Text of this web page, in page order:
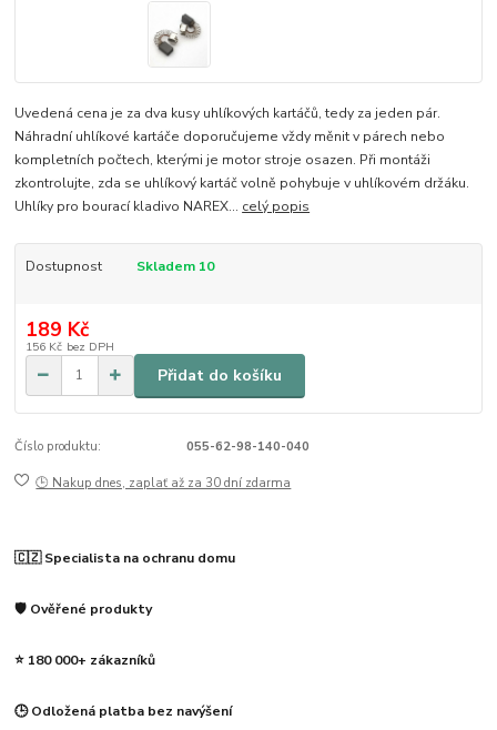
Uvedená cena je za dva kusy uhlíkových kartáčů, tedy za jeden pár.
Náhradní uhlíkové kartáče doporučujeme vždy měnit v párech nebo
kompletních počtech, kterými je motor stroje osazen. Při montáži
zkontrolujte, zda se uhlíkový kartáč volně pohybuje v uhlíkovém držáku.
Uhlíky pro bourací kladivo NAREX... celý popis
Dostupnost Skladem 10
189 Kč
156 Kč bez DPH
Přidat do košíku
Číslo produktu: 055-62-98-140-040
🕒 Nakup dnes, zaplať až za 30 dní zdarma
🇨🇿 Specialista na ochranu domu
🛡️ Ověřené produkty
⭐ 180 000+ zákazníků
🕒 Odložená platba bez navýšení